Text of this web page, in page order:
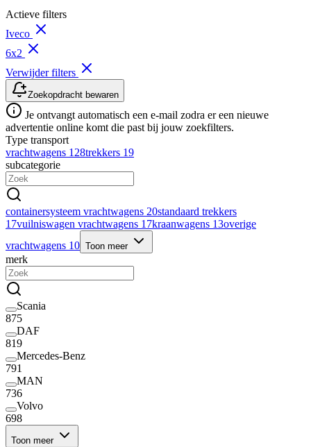
Actieve filters
Iveco
6x2
Verwijder filters
Zoekopdracht bewaren
Je ontvangt automatisch een e-mail zodra er een nieuwe
advertentie online komt die past bij jouw zoekfilters.
Type transport
vrachtwagens 128trekkers 19
subcategorie
containersysteem vrachtwagens 20standaard trekkers
17vuilniswagen vrachtwagens 17kraanwagens 13overige
vrachtwagens 10 Toon meer
merk
Scania
875
DAF
819
Mercedes-Benz
791
MAN
736
Volvo
698
Toon meer